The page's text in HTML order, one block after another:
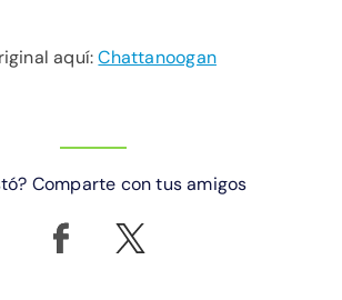
aquí:Chattanoogan
Comparte con tus amigos